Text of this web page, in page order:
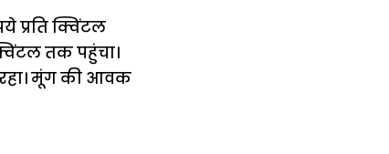
प्रति क्विंटल
तक पहुंचा।
मूंग की आवक